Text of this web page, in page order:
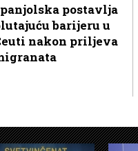
postavlja
barijeru u
nakon priljeva